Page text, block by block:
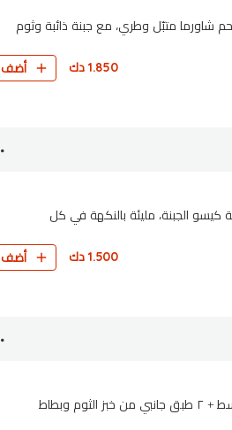
شاورما متبّل وطري، مع جبنة ذائبة وثوم
1.850 دك أضف
ناتشوز مقرمشة مع صلصة كيسو الجبنة، مليئة بالنكهة في كل
1.500 دك أضف
اختيارك من ٢ بيتزا حجم وسط + ٢ طبق جانبي من خبز الثوم وبطاط